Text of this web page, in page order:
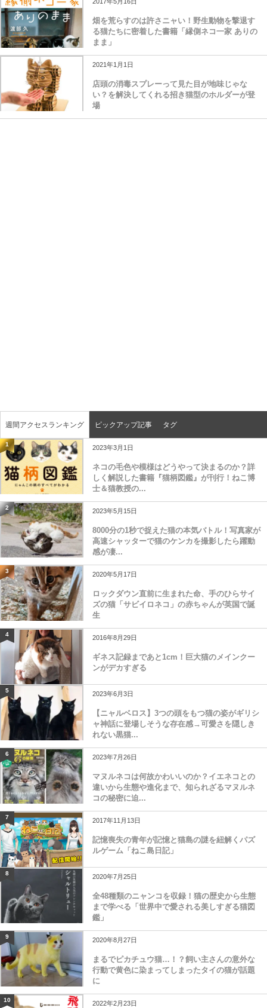
畑を荒らすのは許さニャい！野生動物を撃退す
る猫たちに密着した書籍「縁側ネコ一家 ありの
まま」
2021年1月1日
店頭の消毒スプレーって見た目が地味じゃな
い？を解決してくれる招き猫型のホルダーが登
場
週間アクセスランキング ピックアップ記事 タグ
1 2023年3月1日
ネコの毛色や模様はどうやって決まるのか？詳
しく解説した書籍『猫柄図鑑』が刊行！ねこ博
士＆猫教授の...
2 2023年5月15日
8000分の1秒で捉えた猫の本気バトル！写真家が
高速シャッターで猫のケンカを撮影したら躍動
感が凄...
3 2020年5月17日
ロックダウン直前に生まれた命、手のひらサイ
ズの猫「サビイロネコ」の赤ちゃんが英国で誕
生
4 2016年8月29日
ギネス記録まであと1cm！巨大猫のメインクー
ンがデカすぎる
5 2023年6月3日
【ニャルベロス】3つの頭をもつ猫の姿がギリシ
ャ神話に登場しそうな存在感→可愛さを隠しき
れない黒猫...
6 2023年7月26日
マヌルネコは何故かわいいのか？イエネコとの
違いから生態や進化まで、知られざるマヌルネ
コの秘密に迫...
7 2017年11月13日
記憶喪失の青年が記憶と猫島の謎を紐解くパズ
ルゲーム「ねこ島日記」
8 2020年7月25日
全48種類のニャンコを収録！猫の歴史から生態
まで学べる「世界中で愛される美しすぎる猫図
鑑」
9 2020年8月27日
まるでピカチュウ猫…！？飼い主さんの意外な
行動で黄色に染まってしまったタイの猫が話題
に
10 2022年2月23日